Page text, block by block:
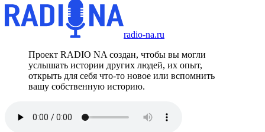
radio-na.ru
Проект RADIO NA создан, чтобы вы могли
услышать истории других людей, их опыт,
открыть для себя что-то новое или вспомнить
вашу собственную историю.